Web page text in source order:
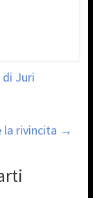
Juri
la rivincita →